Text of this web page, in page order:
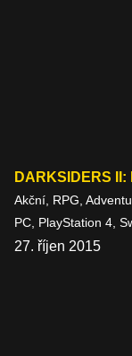
DARKSIDERS II:
Akční, RPG,
PC, PlayStation 4,
27. říjen 2015